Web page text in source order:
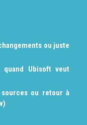
ou juste
Ubisoft veut
sources ou retour à